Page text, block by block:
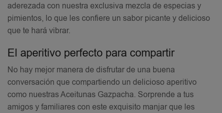
aderezada con nuestra exclusiva mezcla de especias y
pimientos, lo que les confiere un sabor picante y delicioso
que te hará vibrar.
El aperitivo perfecto para compartir
No hay mejor manera de disfrutar de una buena
conversación que compartiendo un delicioso aperitivo
como nuestras Aceitunas Gazpacha. Sorprende a tus
amigos y familiares con este exquisito manjar que les